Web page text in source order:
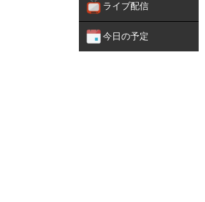
ライブ配信
今日の予定